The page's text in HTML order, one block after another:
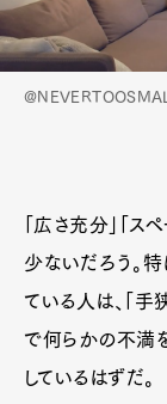
「広さ充分」「
少ないだろう。
ている人は、「手
で何らかの不満
しているはずだ。